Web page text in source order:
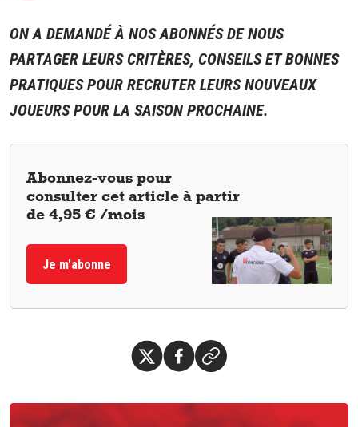
ON A DEMANDÉ À NOS ABONNÉS DE NOUS
PARTAGER LEURS CRITÈRES, CONSEILS ET BONNES
PRATIQUES POUR RECRUTER LEURS NOUVEAUX
JOUEURS POUR LA SAISON PROCHAINE.
Abonnez-vous pour
consulter cet article à partir
de 4,95 € /mois
Je m'abonne